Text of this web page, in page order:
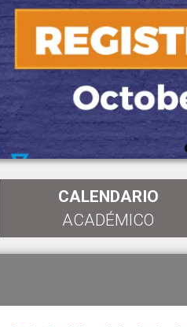
CALENDARIO
ACADÉMICO